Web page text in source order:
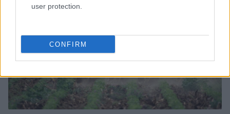
user protection.
CONFIRM